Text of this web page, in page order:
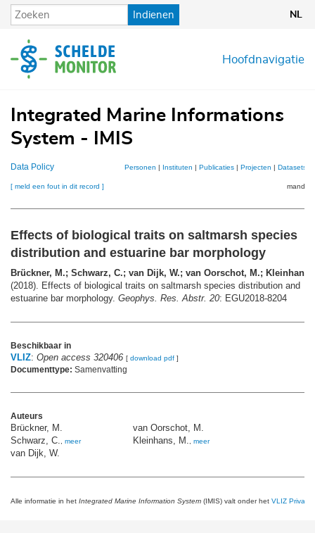
Overslaan
en
de
inhoud
Indienen NL
Hoofdnavigatie
Integrated Marine Informations
System - IMIS
Data Policy Personen | Instituten | Publicaties| Projecten | Datasets
[ meld een fout in dit record ] mandje
Effects of biological traits on saltmarsh species
distribution and estuarine bar morphology
Brückner, M.; Schwarz, C.; van Dijk, W.; van Oorschot, M.; Kleinhans,
(2018). Effects of biological traits on saltmarsh species distribution and
estuarine bar morphology. Geophys. Res. Abstr. 20: EGU2018-8204
Beschikbaar in
VLIZ: Open access 320406 [ download pdf ]
Documenttype: Samenvatting
Auteurs
Brückner, M.
Schwarz, C.
meer
van Dijk, W.
van Oorschot, M.
Kleinhans, M.
meer
Alle informatie in het Integrated Marine Information System (IMIS) valt onder het VLIZ Privacy